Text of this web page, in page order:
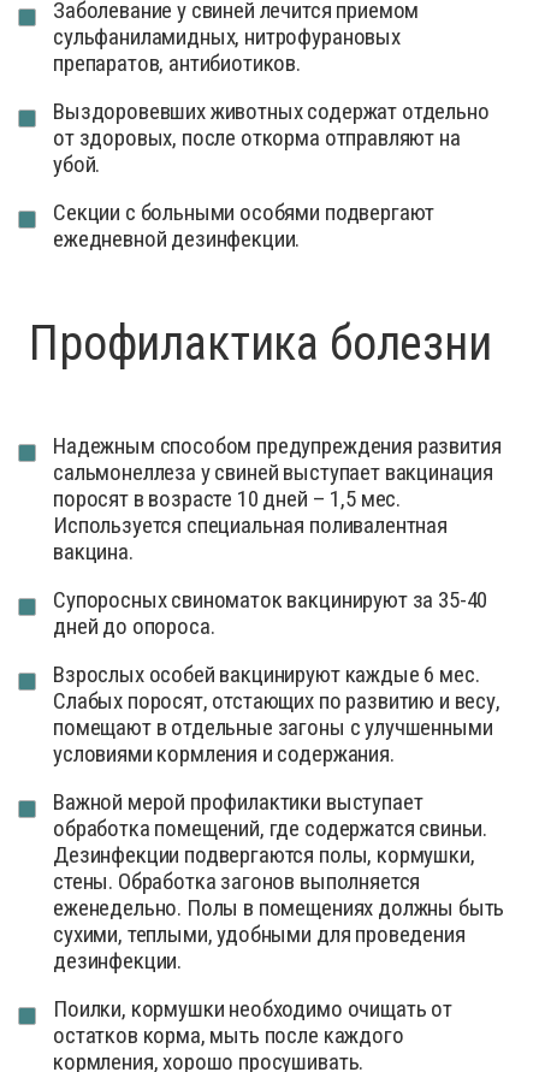
Заболевание у свиней лечится приемом
сульфаниламидных, нитрофурановых
препаратов, антибиотиков.
Выздоровевших животных содержат отдельно
от здоровых, после откорма отправляют на
убой.
Секции с больными особями подвергают
ежедневной дезинфекции.
Профилактика болезни
Надежным способом предупреждения развития
сальмонеллеза у свиней выступает вакцинация
поросят в возрасте 10 дней – 1,5 мес.
Используется специальная поливалентная
вакцина.
Супоросных свиноматок вакцинируют за 35-40
дней до опороса.
Взрослых особей вакцинируют каждые 6 мес.
Слабых поросят, отстающих по развитию и весу,
помещают в отдельные загоны с улучшенными
условиями кормления и содержания.
Важной мерой профилактики выступает
обработка помещений, где содержатся свиньи.
Дезинфекции подвергаются полы, кормушки,
стены. Обработка загонов выполняется
еженедельно. Полы в помещениях должны быть
сухими, теплыми, удобными для проведения
дезинфекции.
Поилки, кормушки необходимо очищать от
остатков корма, мыть после каждого
кормления, хорошо просушивать.